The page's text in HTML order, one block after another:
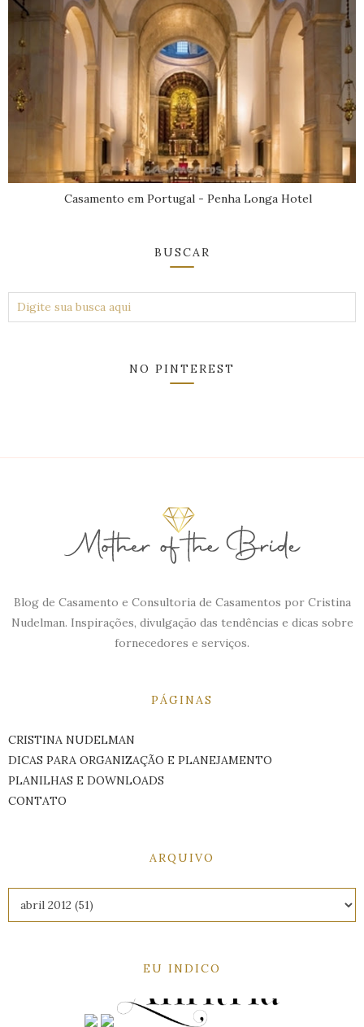
Casamento em Portugal - Penha Longa Hotel
BUSCAR
NO PINTEREST
Blog de Casamento e Consultoria de Casamentos por Cristina
Nudelman. Inspirações, divulgação das tendências e dicas sobre
fornecedores e serviços.
PÁGINAS
CRISTINA NUDELMAN
DICAS PARA ORGANIZAÇÃO E PLANEJAMENTO
PLANILHAS E DOWNLOADS
CONTATO
ARQUIVO
EU INDICO